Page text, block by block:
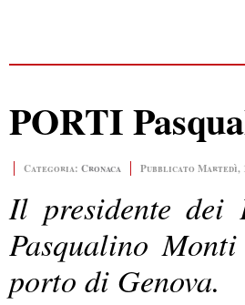
PORTI
Categoria: Cronaca Pubblicato Martedì,
Il presidente dei
Pasqualino
porto di Genova.